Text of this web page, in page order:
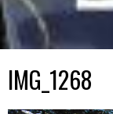
IMG_1268